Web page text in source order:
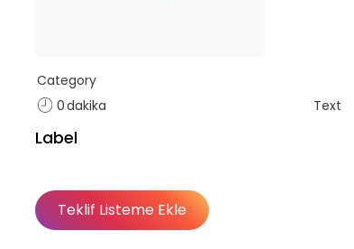
Category
0dakika Text
Label
Teklif Listeme Ekle